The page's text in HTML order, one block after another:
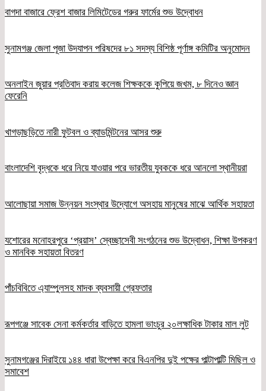
বাগদা বাজারে ফ্রেশ বাজার লিমিটেডের গরুর ফার্মের শুভ উদ্বোধন
সুনামগঞ্জ জেলা পূজা উদযাপন পরিষদের ৮১ সদস্য বিশিষ্ঠ পূর্ণাঙ্গ কমিটির অনুমোদন
অনলাইন জুয়ার প্রতিবাদ করায় কলেজ শিক্ষককে কুপিয়ে জখম, ৮ দিনেও জ্ঞান
ফেরেনি
খাগড়াছড়িতে নারী ফুটবল ও ব্যাডমিন্টনের আসর শুরু
বাংলাদেশি বৃদ্ধকে ধরে নিয়ে যাওয়ার পরে ভারতীয় যুবককে ধরে আনলো স্থানীয়রা
আলোছায়া সমাজ উন্নয়ন সংস্থার উদ্যোগে অসহায় মানুষের মাঝে আর্থিক সহায়তা
যশোরের মনোহরপুরে ‘প্রয়াস’ স্বেচ্ছাসেবী সংগঠনের শুভ উদ্বোধন, শিক্ষা উপকরণ
ও মানবিক সহায়তা বিতরণ
পাঁচবিবিতে এ্যাম্পুলসহ মাদক ব্যবসায়ী গ্রেফতার
রূপগঞ্জে সাবেক সেনা কর্মকর্তার বাড়িতে হামলা ভাংচুর ২০লক্ষাধিক টাকার মাল লুট
সুনামগঞ্জের দিরাইয়ে ১৪৪ ধারা উপেক্ষা করে বিএনপির দুই পক্ষের পাল্টাপাল্টি মিছিল ও
সমাবেশ